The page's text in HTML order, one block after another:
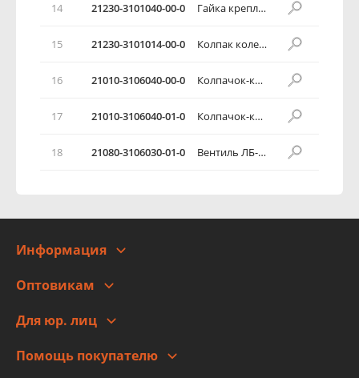
14 21230-3101040-00-0 Гайка крепления колеса
15 21230-3101014-00-0 Колпак колеса
16 21010-3106040-00-0 Колпачок-ключик вентиля
17 21010-3106040-01-0 Колпачок-ключик вентиля
18 21080-3106030-01-0 Вентиль ЛБ-35-15,2
Информация
Адреса
Новости
Правовая информация
Оптовикам
Для юр. лиц
Помощь покупателю